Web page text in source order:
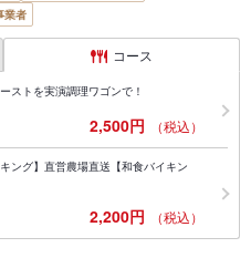
業者
コース
ストを実演調理ワゴンで！
2,500円 （税込）
ング】直営農場直送【和食バイキン
2,200円 （税込）